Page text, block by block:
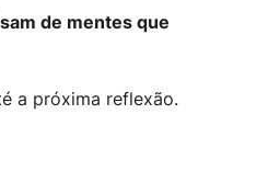
de mentes que
a próxima reflexão.